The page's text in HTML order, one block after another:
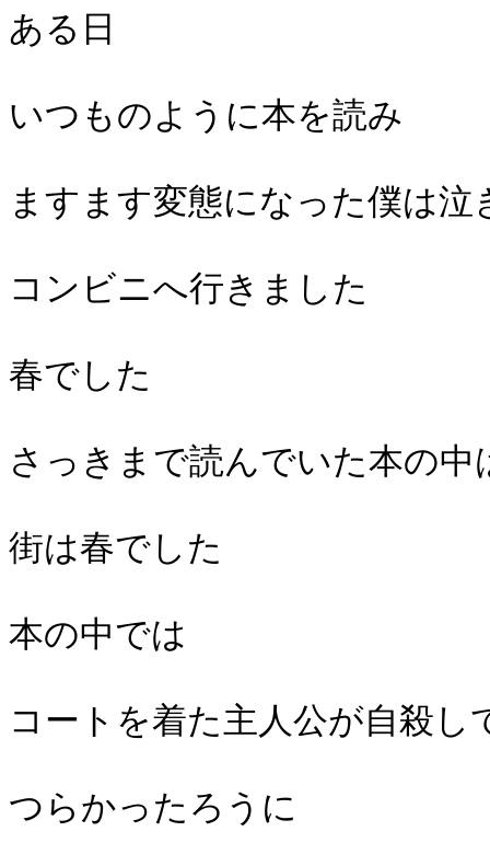
ある日
いつものように本を読み
ますます変態になった僕は
コンビニへ行きました
春でした
さっきまで読んでいた本の中
街は春でした
本の中では
コートを着た主人公が自殺し
つらかったろうに